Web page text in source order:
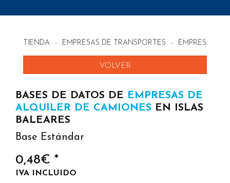
TIENDA - EMPRESAS DE TRANSPORTES - EMPRESAS
VOLVER
BASES DE DATOS DE EMPRESAS DE
ALQUILER DE CAMIONES EN ISLAS
BALEARES
Base Estándar
0,48€ *
IVA INCLUIDO